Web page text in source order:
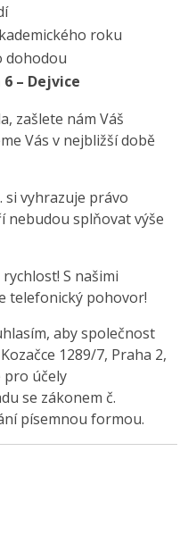
roku
dohodou
6 – Dejvice
zašlete nám Váš
Vás v nejbližší době
si vyhrazuje právo
splňovat výše
S našimi
telefonický pohovor!
aby společnost
1289/7, Praha 2,
pro účely
se zákonem č.
písemnou formou.